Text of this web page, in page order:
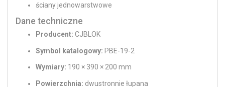
ściany jednowarstwowe
Dane techniczne
Producent: CJBLOK
Symbol katalogowy: PBE-19-2
Wymiary: 190 × 390 × 200 mm
Powierzchnia: dwustronnie łupana